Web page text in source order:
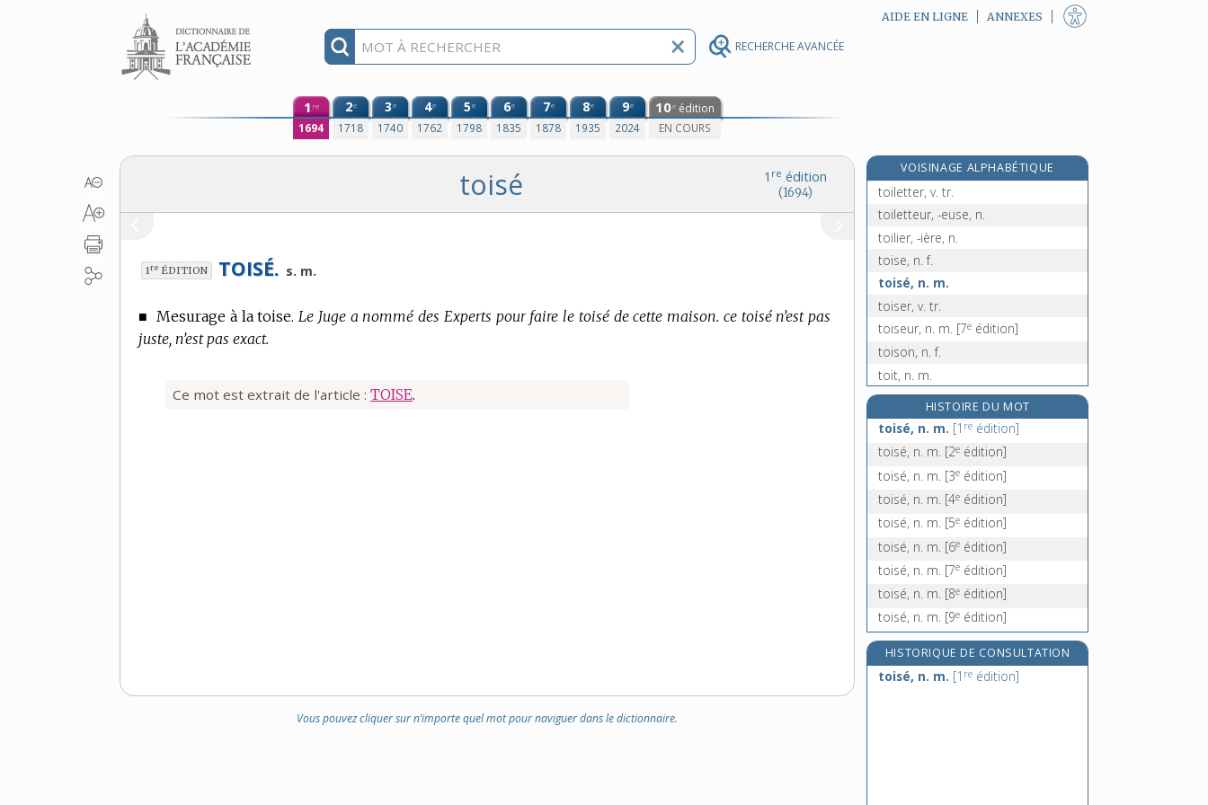
RECHERCHE AVANCÉE
Aller au contenu AIDE EN LIGNE ANNEXES
1 re
1694
2e
1718
3e
1740
4e
1762
5e
1798
6e
1835
7e
1878
8e
1935
9e
2024
10e édition
EN COURS
1 re édition
(1694)
toisé
1re ÉDITION TOISÉ. s. m.
■ Mesurage à la toise. Le Juge a nommé des Experts pour faire le toisé de cette maison. ce toisé n’est pas
juste, n’est pas exact.
Ce mot est extrait de l'article : TOISE.
Vous pouvez cliquer sur n’importe quel mot pour naviguer dans le dictionnaire.
VOISINAGE ALPHABÉTIQUE
toilette, n. f.
toiletter, v. tr.
toiletteur, -euse, n.
toilier, -ière, n.
toise, n. f.
toisé, n. m.
toiser, v. tr.
toiseur, n. m. [7e édition]
toison, n. f.
toit, n. m.
toit-terrasse, n. m.
toiture, n. f.
tokai, n. m.
HISTOIRE DU MOT
toisé, n. m. [1 re édition]
toisé, n. m. [2e édition]
toisé, n. m. [3e édition]
toisé, n. m. [4e édition]
toisé, n. m. [5e édition]
toisé, n. m. [6e édition]
toisé, n. m. [7e édition]
toisé, n. m. [8e édition]
toisé, n. m. [9e édition]
HISTORIQUE DE CONSULTATION
toisé, n. m. [1 re édition]